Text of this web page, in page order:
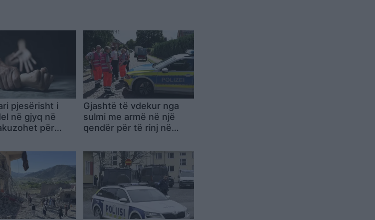
pjesërisht i
në gjyq në
për
dhe
e një gruaje
Gjashtë të vdekur nga
sulmi me armë në një
qendër për të rinj në